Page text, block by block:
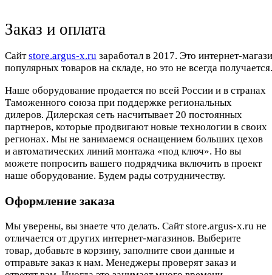
Заказ и оплата
Cайтstore.argus-x.ru заработал в 2017. Это интернет-
популярных товаров на складе, но это не всегда
Наше оборудование продается по всей России и в странах
Таможенного союза при поддержке региональных
дилеров. Дилерская сеть насчитывает 20 постоянных
партнеров, которые продвигают новые технологии в своих
регионах. Мы не занимаемся оснащением больших цехов
и автоматических линий монтажа «под ключ». Но вы
можете попросить вашего подрядчика включить в проект
наше оборудование. Будем рады сотрудничеству.
Оформление заказа
Мы уверены, вы знаете что делать. Сайт store.argus-x.ru не
отличается от других интернет-магазинов. Выберите
товар, добавьте в корзину, заполните свои данные и
отправьте заказ к нам. Менеджеры проверят заказ и